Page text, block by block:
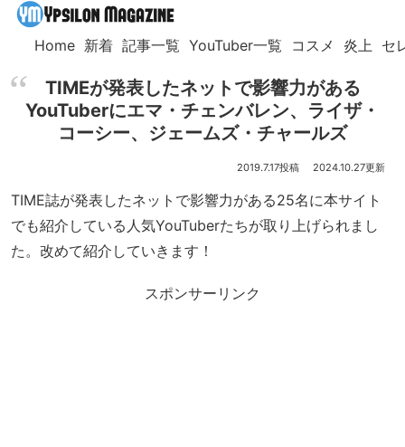
Home 新着 記事一覧 YouTuber一覧 コスメ 炎上 セ
TIMEが発表したネットで影響力がある
YouTuberにエマ・チェンバレン、ライザ・
コーシー、ジェームズ・チャールズ
2019.7.17 2024.10.27
TIME誌が発表したネットで影響力がある25名に本サイト
でも紹介している人気YouTuberたちが取り上げられまし
た。改めて紹介していきます！
スポンサーリンク